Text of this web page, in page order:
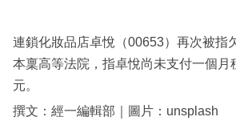
連鎖化妝品店卓悅（00653）再次被指
本稟高等法院，指卓悅尚未支付一個月
元。
撰文：經一編輯部｜圖片：unsplash